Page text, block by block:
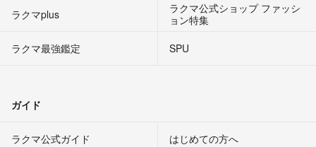
ラクマplus
ラクマ公式ショップ ファッシ
ョン特集
ラクマ最強鑑定
SPU
ガイド
ラクマ公式ガイド はじめての方へ